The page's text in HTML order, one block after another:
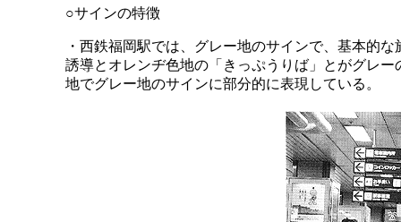
○サインの特徴
・西鉄福岡駅では、グレー地のサインで、基本的
誘導とオレンヂ色地の「きっぷうりば」とがグレ
地でグレー地のサインに部分的に表現している。